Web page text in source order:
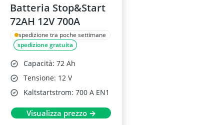
Batteria Stop&Start
72AH 12V 700A
spedizione tra poche settimane
spedizione gratuita
Capacità: 72 Ah
Tensione: 12 V
Kaltstartstrom: 700 A EN1
Visualizza prezzo →